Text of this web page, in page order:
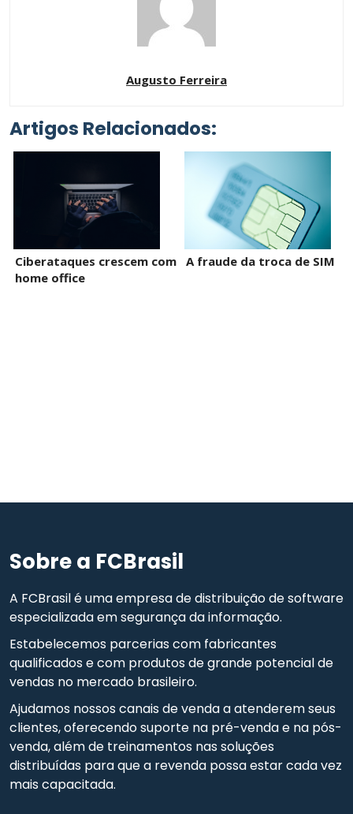
Augusto Ferreira
Artigos Relacionados:
Ciberataques crescem com
home office
A fraude da troca de SIM
Sobre a FCBrasil
A FCBrasil é uma empresa de distribuição de software
especializada em segurança da informação.
Estabelecemos parcerias com fabricantes
qualificados e com produtos de grande potencial de
vendas no mercado brasileiro.
Ajudamos nossos canais de venda a atenderem seus
clientes, oferecendo suporte na pré-venda e na pós-
venda, além de treinamentos nas soluções
distribuídas para que a revenda possa estar cada vez
mais capacitada.